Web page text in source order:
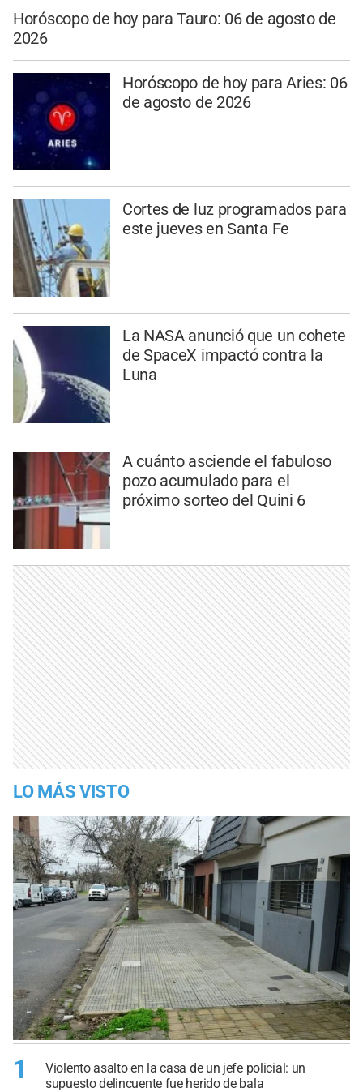
Horóscopo de hoy para Tauro: 06 de agosto de
2026
Horóscopo de hoy para Aries: 06
de agosto de 2026
Cortes de luz programados para
este jueves en Santa Fe
La NASA anunció que un cohete
de SpaceX impactó contra la
Luna
A cuánto asciende el fabuloso
pozo acumulado para el
próximo sorteo del Quini 6
LO MÁS VISTO
1
Violento asalto en la casa de un jefe policial: un
supuesto delincuente fue herido de bala